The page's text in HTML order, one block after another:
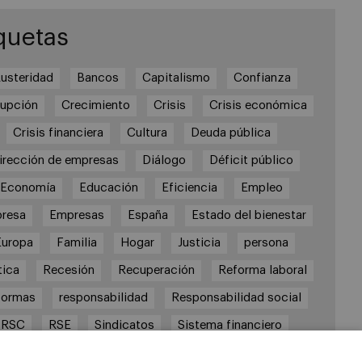
Bancos Capitalismo Confianza
Crecimiento Crisis Crisis económica
Crisis financiera Cultura Deuda pública
de empresas Diálogo Déficit público
Economía Educación Eficiencia Empleo
Empresas España Estado del bienestar
Familia Hogar Justicia persona
Recesión Recuperación Reforma laboral
responsabilidad Responsabilidad social
RSC RSE Sindicatos Sistema financiero